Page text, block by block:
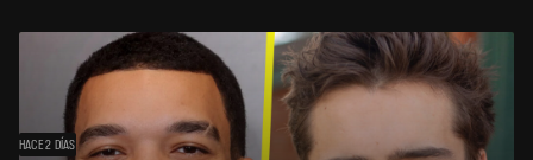
HACE 2 DÍAS